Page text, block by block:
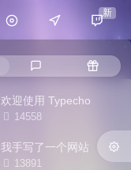
新
随机
欢迎使用 Typecho
浏览次数:
14558
我手写了一个网站
浏览次数:
13891